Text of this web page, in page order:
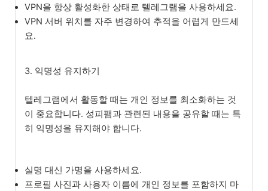
VPN을 항상 활성화한 상태로 텔레그램을 사용하세요.
VPN 서버 위치를 자주 변경하여 추적을 어렵게 만드세
요.
3. 익명성 유지하기
텔레그램에서 활동할 때는 개인 정보를 최소화하는 것
이 중요합니다. 성피팸과 관련된 내용을 공유할 때는 특
히 익명성을 유지해야 합니다.
실명 대신 가명을 사용하세요.
프로필 사진과 사용자 이름에 개인 정보를 포함하지 마